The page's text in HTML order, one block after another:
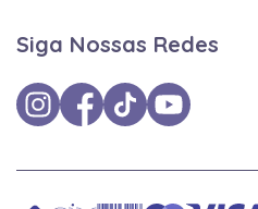
Siga Nossas Redes